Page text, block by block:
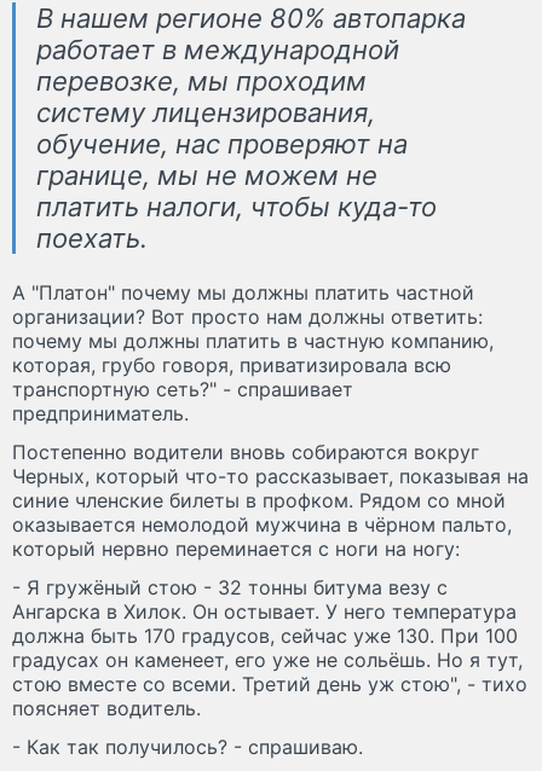
В нашем регионе 80% автопарка
работает в международной
перевозке, мы проходим
систему лицензирования,
обучение, нас проверяют на
границе, мы не можем не
платить налоги, чтобы куда-то
поехать.
А "Платон" почему мы должны платить частной
организации? Вот просто нам должны ответить:
почему мы должны платить в частную компанию,
которая, грубо говоря, приватизировала всю
транспортную сеть?" - спрашивает
предприниматель.
Постепенно водители вновь собираются вокруг
Черных, который что-то рассказывает, показывая на
синие членские билеты в профком. Рядом со мной
оказывается немолодой мужчина в чёрном пальто,
который нервно переминается с ноги на ногу:
- Я гружёный стою - 32 тонны битума везу с
Ангарска в Хилок. Он остывает. У него температура
должна быть 170 градусов, сейчас уже 130. При 100
градусах он каменеет, его уже не сольёшь. Но я тут,
стою вместе со всеми. Третий день уж стою", - тихо
поясняет водитель.
- Как так получилось? - спрашиваю.